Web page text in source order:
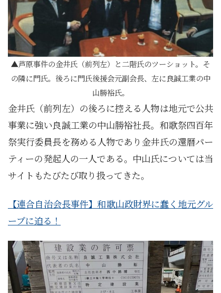
芦原事件の金井氏（前列左）と二階氏のツーショット。そ
の隣に門氏。後ろに門氏後援会元副会長、左に良誠工業の中
山勝裕氏。
金井氏（前列左）の後ろに控える人物は地元で公共
事業に強い良誠工業の中山勝裕社長。和歌祭四百年
祭実行委員長を務める人物であり金井氏の還暦パー
ティーの発起人の一人である。中山氏については当
サイトもたびたび取り扱ってきた。
【連合自治会長事件】和歌山政財界に蠢く地元グル
ープに迫る！